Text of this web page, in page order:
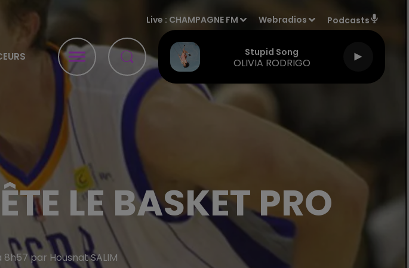
Live : CHAMPAGNE FM Webradios Podcasts
Stupid Song
OLIVIA RODRIGO
LE BASKET PRO
8h57 par Housnat SALIM